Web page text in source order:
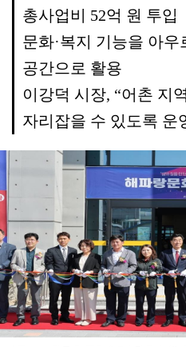
총사업비 52억 원 투입
문화·복지 기능을 아우
공간으로 활용
이강덕 시장, “어촌 지
자리잡을 수 있도록 운